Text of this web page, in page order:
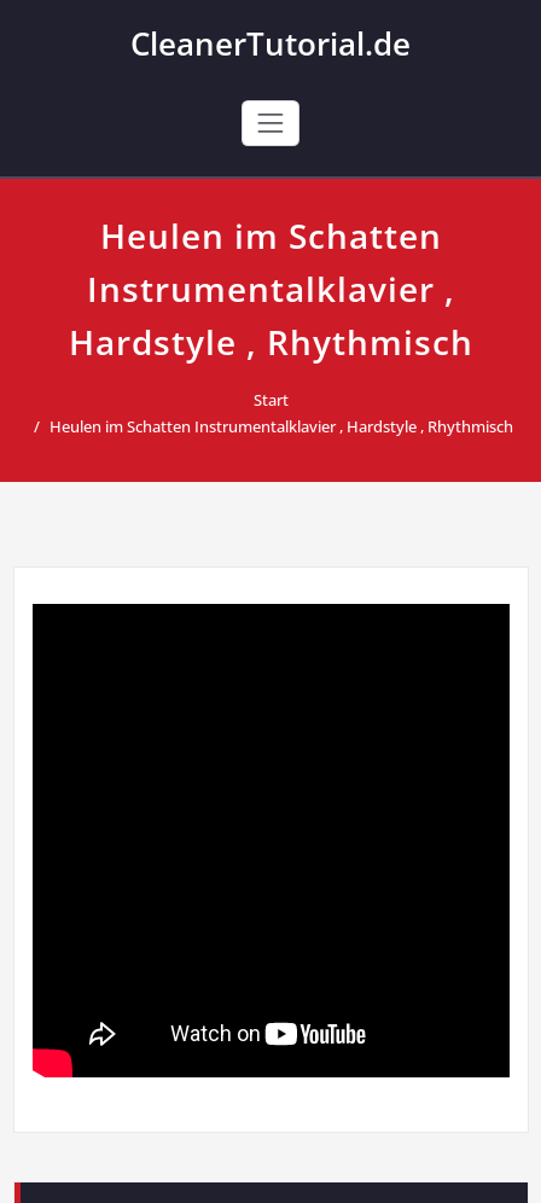
CleanerTutorial.de
Heulen im Schatten
Instrumentalklavier ,
Hardstyle , Rhythmisch
Start
Heulen im Schatten Instrumentalklavier , Hardstyle , Rhythmisch